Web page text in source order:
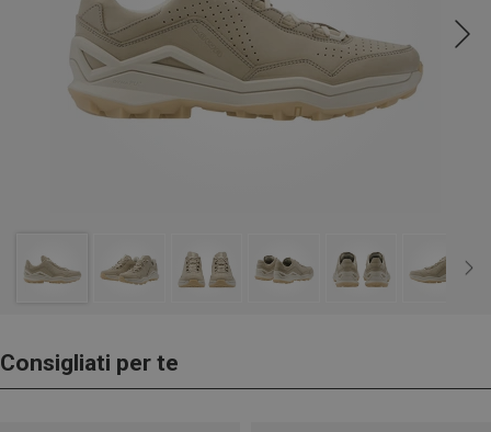
Consigliati per te